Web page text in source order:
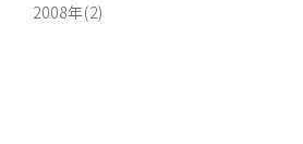
2008年(2)